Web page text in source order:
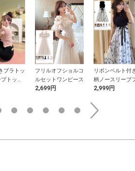
ブラトッ
トップ
ボンフ
フリルオフショルコ
ルセットワンピース
2,699円
リボンベルト付
柄ノースリーブ
アワンピース
2,999円